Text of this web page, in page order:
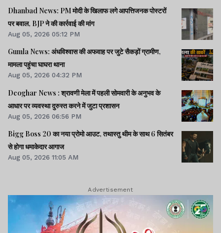
Dhanbad News: PM मोदी के खिलाफ लगे आपत्तिजनक पोस्टरों
पर बवाल, BJP ने की कार्रवाई की मांग
Aug 05, 2026 05:12 PM
Gumla News: अंधविश्वास की अफवाह पर जुटे सैकड़ों ग्रामीण,
मामला पहुंचा घाघरा थाना
Aug 05, 2026 04:32 PM
Deoghar News : श्रावणी मेला में पहली सोमवारी के अनुभव के
आधार पर व्यवस्था दुरुस्त करने में जुटा प्रशासन
Aug 05, 2026 06:56 PM
Bigg Boss 20 का नया प्रोमो आउट, तथास्तु थीम के साथ 6 सितंबर
से होगा धमाकेदार आगाज
Aug 05, 2026 11:05 AM
Advertisement